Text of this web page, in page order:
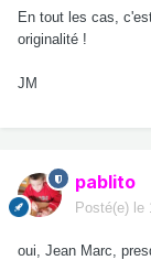
En tout les cas,
originalité !
JM
pablito
Posté(e) le
oui, Jean Marc,